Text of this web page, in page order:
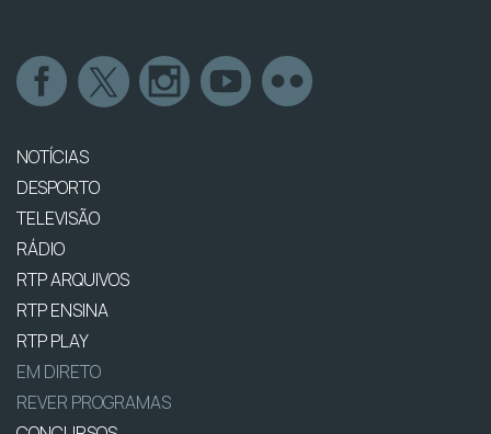
NOTÍCIAS
DESPORTO
TELEVISÃO
RÁDIO
RTP ARQUIVOS
RTP ENSINA
RTP PLAY
EM DIRETO
REVER PROGRAMAS